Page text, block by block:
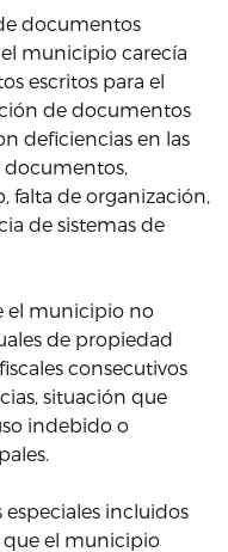
documentos
municipio carecía
escritos para el
de documentos
deficiencias en las
documentos,
falta de organización,
de sistemas de
el municipio no
de propiedad
consecutivos
situación que
indebido o
incluidos
que el municipio